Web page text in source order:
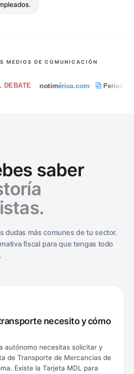
MEDIOS DE COMUNICACIÓN
notimérica.com Periodista Digital
saber
dudas más comunes de tu sector.
fiscal para que tengas todo
necesito y cómo
autónomo necesitas solicitar y
de Transporte de Mercancías de
Existe la Tarjeta MDL para